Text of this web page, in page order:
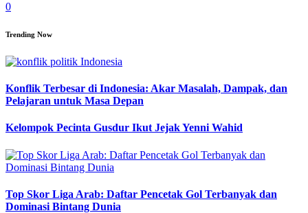
0
Trending Now
Konflik Terbesar di Indonesia: Akar Masalah, Dampak, dan
Pelajaran untuk Masa Depan
Kelompok Pecinta Gusdur Ikut Jejak Yenni Wahid
Top Skor Liga Arab: Daftar Pencetak Gol Terbanyak dan
Dominasi Bintang Dunia